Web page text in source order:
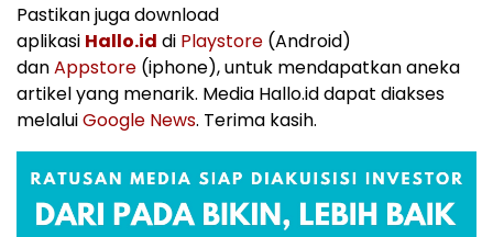
Pastikan juga download
aplikasi Hallo.id di Playstore (Android)
danAppstore (iphone), untuk mendapatkan aneka
artikel yang menarik. Media Hallo.id dapat diakses
melaluiGoogle News. Terima kasih.